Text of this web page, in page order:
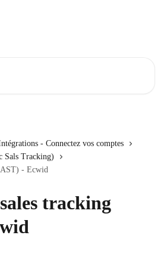
- Connectez vos comptes
Sals Tracking)
- Ecwid
tracking